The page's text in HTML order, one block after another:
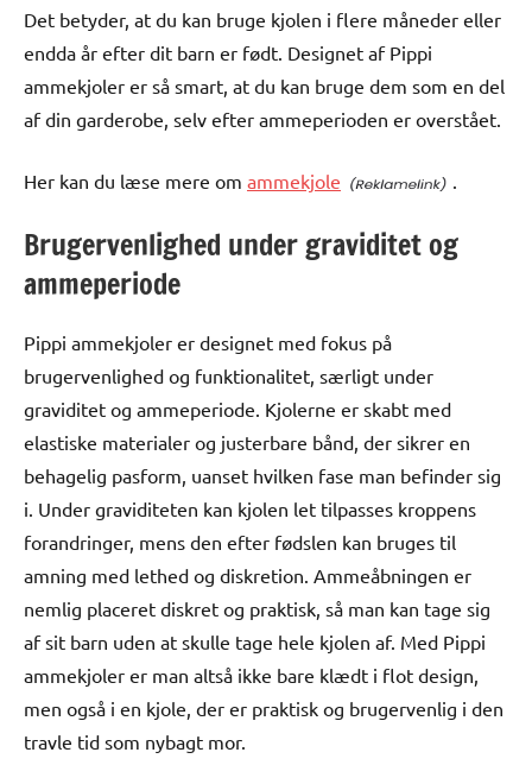
Det betyder, at du kan bruge kjolen i flere måneder eller
endda år efter dit barn er født. Designet af Pippi
ammekjoler er så smart, at du kan bruge dem som en del
af din garderobe, selv efter ammeperioden er overstået.
Her kan du læse mere om ammekjole .
Brugervenlighed under graviditet og
ammeperiode
Pippi ammekjoler er designet med fokus på
brugervenlighed og funktionalitet, særligt under
graviditet og ammeperiode. Kjolerne er skabt med
elastiske materialer og justerbare bånd, der sikrer en
behagelig pasform, uanset hvilken fase man befinder sig
i. Under graviditeten kan kjolen let tilpasses kroppens
forandringer, mens den efter fødslen kan bruges til
amning med lethed og diskretion. Ammeåbningen er
nemlig placeret diskret og praktisk, så man kan tage sig
af sit barn uden at skulle tage hele kjolen af. Med Pippi
ammekjoler er man altså ikke bare klædt i flot design,
men også i en kjole, der er praktisk og brugervenlig i den
travle tid som nybagt mor.